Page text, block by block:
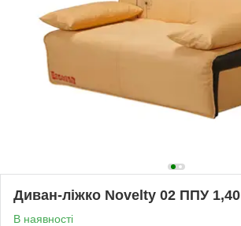
Диван-ліжко Novelty 02 ППУ 1,40
В наявності